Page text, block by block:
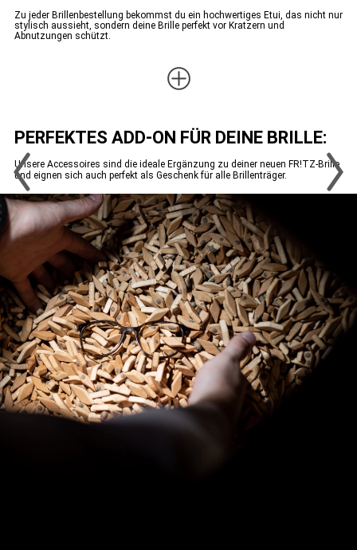
Zu jeder Brillenbestellung bekommst du ein hochwertiges Etui, das nicht nur
stylisch aussieht, sondern deine Brille perfekt vor Kratzern und
Abnutzungen schützt.
PERFEKTES ADD-ON FÜR DEINE BRILLE:
Unsere Accessoires sind die ideale Ergänzung zu deiner neuen FR!TZ-Brille
und eignen sich auch perfekt als Geschenk für alle Brillenträger.